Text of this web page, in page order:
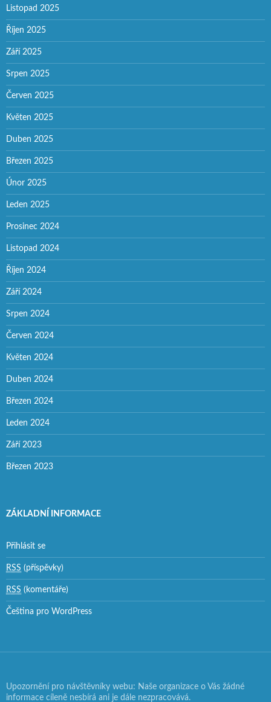
Listopad 2025
Říjen 2025
Září 2025
Srpen 2025
Červen 2025
Květen 2025
Duben 2025
Březen 2025
Únor 2025
Leden 2025
Prosinec 2024
Listopad 2024
Říjen 2024
Září 2024
Srpen 2024
Červen 2024
Květen 2024
Duben 2024
Březen 2024
Leden 2024
Září 2023
Březen 2023
ZÁKLADNÍ INFORMACE
Přihlásit se
RSS (příspěvky)
RSS (komentáře)
Čeština pro WordPress
Upozornění pro návštěvníky webu: Naše organizace o Vás žádné
informace cíleně nesbírá ani je dále nezpracovává.